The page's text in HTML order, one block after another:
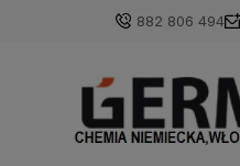
882 806 494